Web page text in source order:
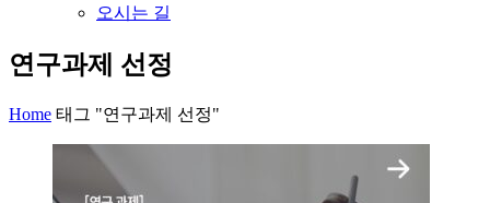
오시는 길
연구과제 선정
Home 태그 "연구과제 선정"